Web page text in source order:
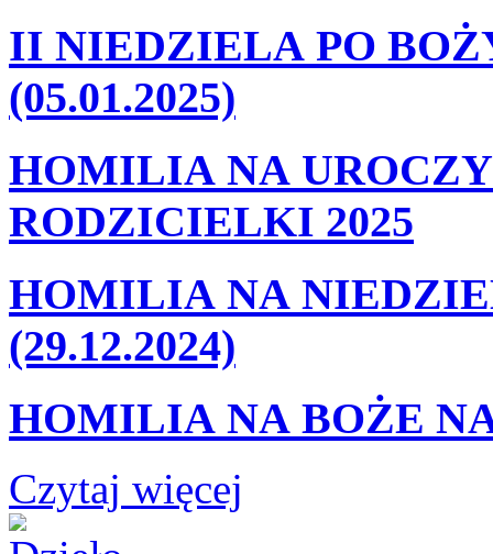
II NIEDZIELA PO
(05.01.2025)
HOMILIA NA
RODZICIELKI 2025
HOMILIA NA
(29.12.2024)
HOMILIA NA BOŻE
Czytaj więcej